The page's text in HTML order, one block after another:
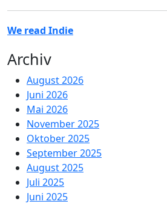
We read Indie
Archiv
August 2026
Juni 2026
Mai 2026
November 2025
Oktober 2025
September 2025
August 2025
Juli 2025
Juni 2025